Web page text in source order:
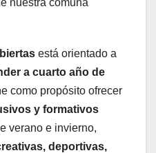
está orientado a
a cuarto año de
como propósito ofrecer
y formativos
verano e invierno,
deportivas,